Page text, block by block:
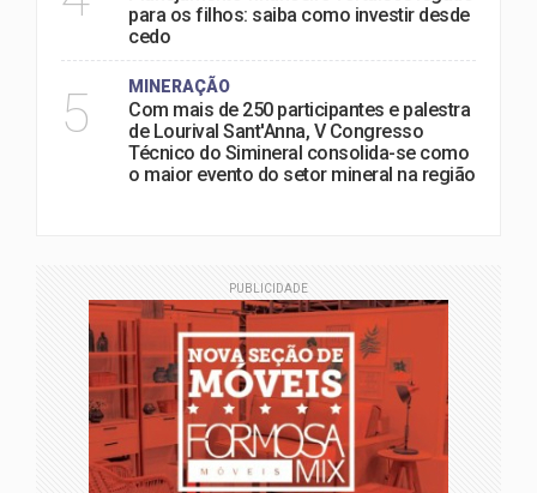
para os filhos: saiba como investir desde
cedo
5 MINERAÇÃO
Com mais de 250 participantes e palestra
de Lourival Sant'Anna, V Congresso
Técnico do Simineral consolida-se como
o maior evento do setor mineral na região
PUBLICIDADE